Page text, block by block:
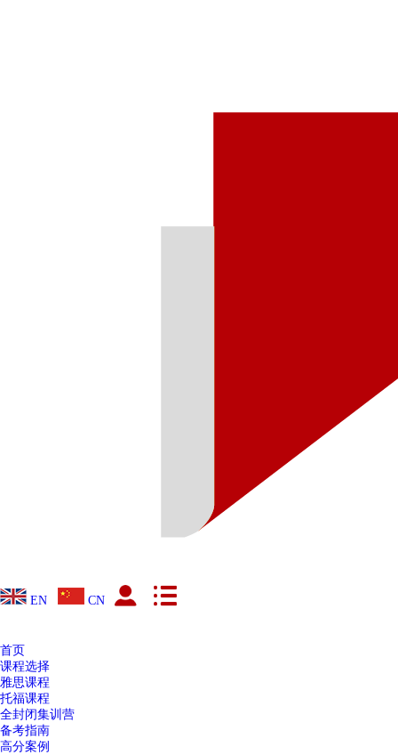
EN CN
首页
课程选择
雅思课程
托福课程
全封闭集训营
备考指南
高分案例